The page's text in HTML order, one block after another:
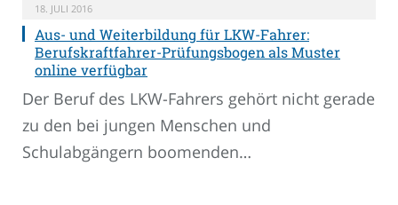
18. JULI 2016
Aus- und Weiterbildung für LKW-Fahrer:
Berufskraftfahrer-Prüfungsbogen als Muster
online verfügbar
Der Beruf des LKW-Fahrers gehört nicht gerade
zu den bei jungen Menschen und
Schulabgängern boomenden…